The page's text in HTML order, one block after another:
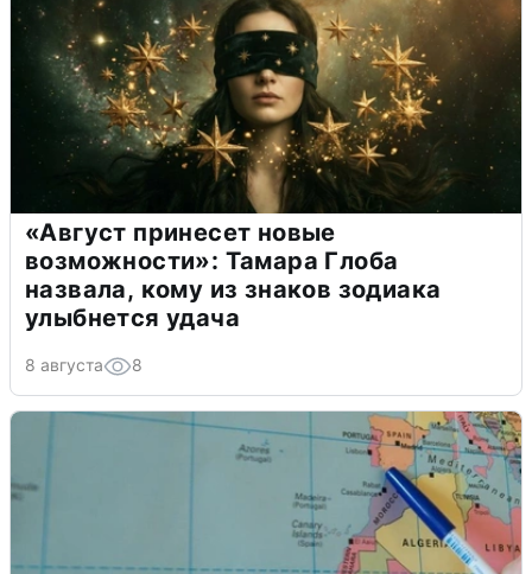
«Август принесет новые
возможности»: Тамара Глоба
назвала, кому из знаков зодиака
улыбнется удача
8 августа 8